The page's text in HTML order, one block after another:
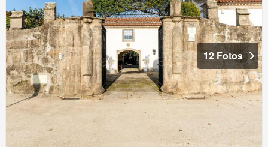
12 Fotos